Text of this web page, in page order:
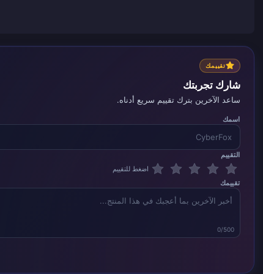
تقييمك
شارك تجربتك
ساعد الآخرين بترك تقييم سريع أدناه.
اسمك
التقييم
اضغط للتقييم
تقييمك
0/500